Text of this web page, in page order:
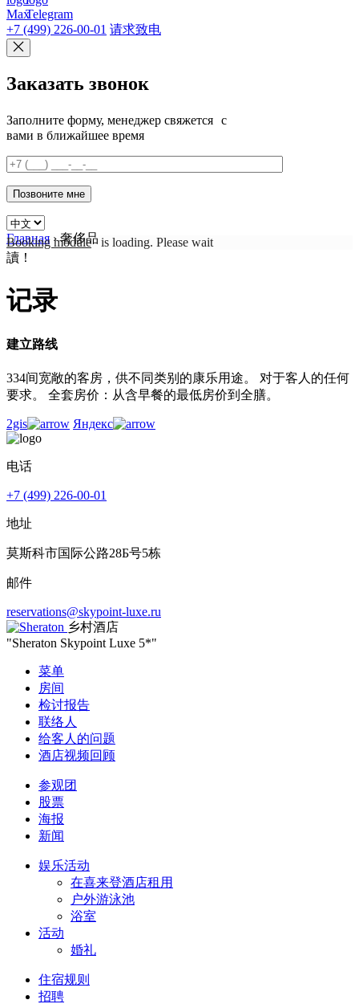
+7 (499) 226-00-01 请求致电
Заказать звонок
Заполните форму, менеджер свяжется с
вами в ближайшее время
Главная ›奢侈品
Booking module is loading. Please wait
讀！
记录
建立路线
334间宽敞的客房，供不同类别的康乐用途。 对于客人的任何
要求。 全套房价：从含早餐的最低房价到全膳。
2gis Яндекс
电话
+7 (499) 226-00-01
地址
莫斯科市国际公路28Б号5栋
邮件
reservations@skypoint-luxe.ru
乡村酒店
"Sheraton Skypoint Luxe 5*"
菜单
房间
检讨报告
联络人
给客人的问题
酒店视频回顾
参观团
股票
海报
新闻
娱乐活动
在喜来登酒店租用
户外游泳池
浴室
活动
婚礼
住宿规则
招聘